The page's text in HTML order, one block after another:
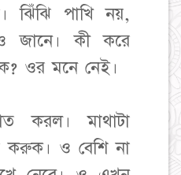
ঝিঁঝি পাখি নয়,
জানে। কী করে
ওর মনে নেই।
করল। মাথাটা
ও বেশি না